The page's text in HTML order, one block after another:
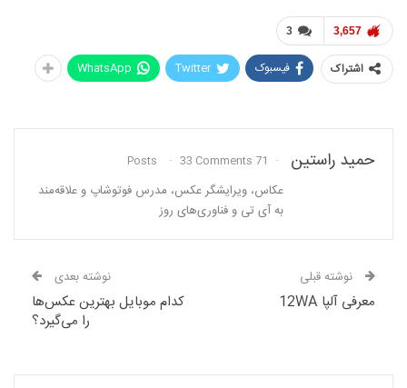
3 3,657
اشتراک فیسبوک Twitter
WhatsApp
حمید راستین 71 Posts
33 Comments
عکاس، ویرایشگر عکس، مدرس فوتوشاپ و علاقه‌مند
به آی تی و فناوری‌های روز
نوشته قبلی
معرفی آلپا 12WA
نوشته بعدی
کدام موبایل بهترین عکس‌ها
را می‌گیرد؟